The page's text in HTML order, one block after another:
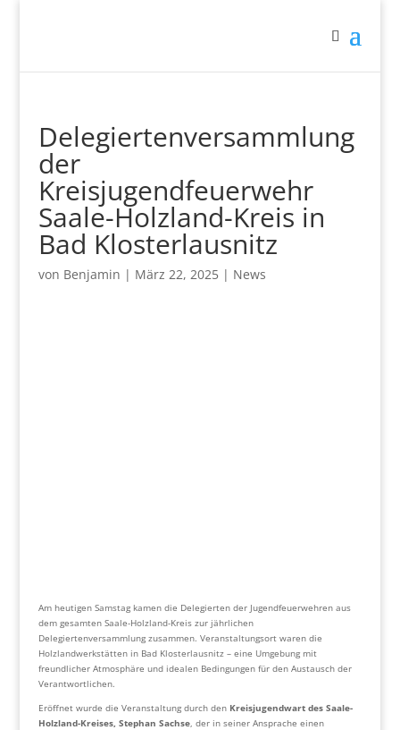
Delegiertenversammlung
der
Kreisjugendfeuerwehr
Saale-Holzland-Kreis in
Bad Klosterlausnitz
von Benjamin | März 22, 2025| News
Am heutigen Samstag kamen die Delegierten der Jugendfeuerwehren aus
dem gesamten Saale-Holzland-Kreis zur jährlichen
Delegiertenversammlung zusammen. Veranstaltungsort waren die
Holzlandwerkstätten in Bad Klosterlausnitz – eine Umgebung mit
freundlicher Atmosphäre und idealen Bedingungen für den Austausch der
Verantwortlichen.
Eröffnet wurde die Veranstaltung durch den Kreisjugendwart des Saale-
Holzland-Kreises, Stephan Sachse, der in seiner Ansprache einen